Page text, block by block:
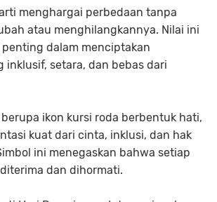
menghargai perbedaan tanpa
atau menghilangkannya. Nilai ini
dalam menciptakan
inklusif, setara, dan bebas dari
ikon kursi roda berbentuk hati,
kuat dari cinta, inklusi, dan hak
ini menegaskan bahwa setiap
dan dihormati.